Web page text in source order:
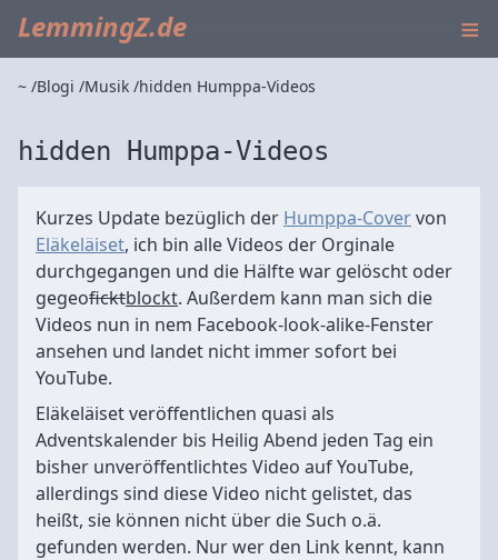
LemmingZ.de ≡
~ Blogi Musik hidden Humppa-Videos
hidden Humppa-Videos
Kurzes Update bezüglich der Humppa-Covervon
Eläkeläiset, ich bin alle Videos der Orginale
durchgegangen und die Hälfte war gelöscht oder
gegeoficktblockt. Außerdem kann man sich die
Videos nun in nem Facebook-look-alike-Fenster
ansehen und landet nicht immer sofort bei
YouTube.
Eläkeläiset veröffentlichen quasi als
Adventskalender bis Heilig Abend jeden Tag ein
bisher unveröffentlichtes Video auf YouTube,
allerdings sind diese Video nicht gelistet, das
heißt, sie können nicht über die Such o.ä.
gefunden werden. Nur wer den Link kennt, kann